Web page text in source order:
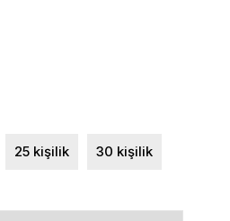
25 kişilik 30 kişilik